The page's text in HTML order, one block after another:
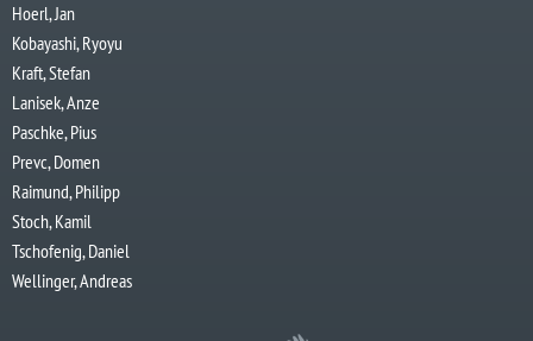
Hoerl, Jan
Kobayashi, Ryoyu
Kraft, Stefan
Lanisek, Anze
Paschke, Pius
Prevc, Domen
Raimund, Philipp
Stoch, Kamil
Tschofenig, Daniel
Wellinger, Andreas